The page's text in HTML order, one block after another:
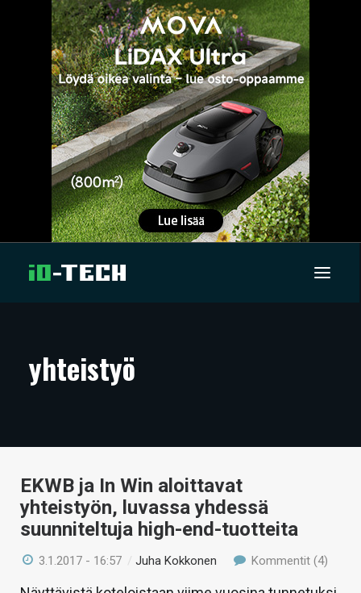
ARTIKKELIT
TECHBBS
TIETOA
HINTA.FI
KAUPPA
VAIHDA TEEMA
yhteistyö
EKWB ja In Win aloittavat
yhteistyön, luvassa yhdessä
suunniteltuja high-end-tuotteita
3.1.2017 - 16:57 /Juha Kokkonen Kommentit (4)